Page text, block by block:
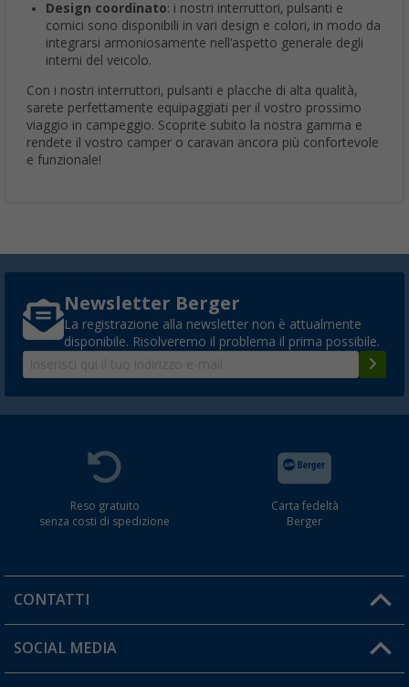
Design coordinato: i nostri interruttori, pulsanti e
cornici sono disponibili in vari design e colori, in modo da
integrarsi armoniosamente nell'aspetto generale degli
interni del veicolo.
Con i nostri interruttori, pulsanti e placche di alta qualità,
sarete perfettamente equipaggiati per il vostro prossimo
viaggio in campeggio. Scoprite subito la nostra gamma e
rendete il vostro camper o caravan ancora più confortevole
e funzionale!
Newsletter Berger
La registrazione alla newsletter non è attualmente
disponibile. Risolveremo il problema il prima possibile.
Reso gratuito
senza costi di spedizione
Carta fedeltà
Berger
CONTATTI
Orari di apertura del servizio:
SOCIAL MEDIA